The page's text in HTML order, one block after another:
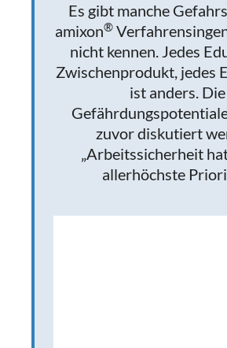
Es gibt manche
amixon®
nicht kennen. Jedes
Zwischenprodukt, jedes
ist anders. Die
zuvor diskutiert
„Arbeitssicherheit
allerhöchste